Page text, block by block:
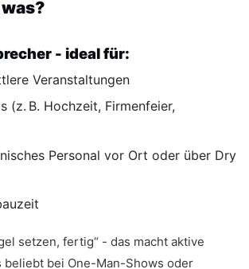
- ideal für:
Veranstaltungen
(z. B. Hochzeit, Firmenfeier,
Personal vor Ort oder über Dry
setzen, fertig“ - das macht aktive
beliebt bei One-Man-Shows oder